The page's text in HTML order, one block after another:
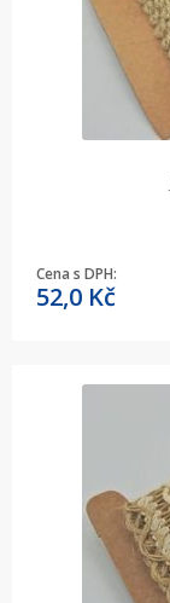
Cena s DPH:
52,0 Kč